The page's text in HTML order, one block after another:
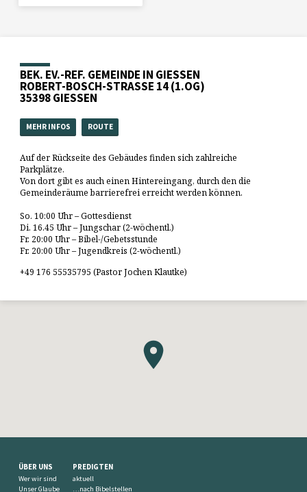
BEK. EV.-REF. GEMEINDE IN GIESSEN
ROBERT-BOSCH-STRASSE 14 (1.OG)
35398 GIESSEN
MEHR INFOS ROUTE
Auf der Rückseite des Gebäudes finden sich zahlreiche
Parkplätze.
Von dort gibt es auch einen Hintereingang, durch den die
Gemeinderäume barrierefrei erreicht werden können.
So. 10:00 Uhr – Gottesdienst
Di. 16.45 Uhr – Jungschar (2-wöchentl.)
Fr. 20:00 Uhr – Bibel-/Gebetsstunde
Fr. 20:00 Uhr – Jugendkreis (2-wöchentl.)
+49 176 55535795 (Pastor Jochen Klautke)
ÜBER UNS
Wer wir sind
Unser Glaube
PREDIGTEN
aktuell
…nach Bibelstellen